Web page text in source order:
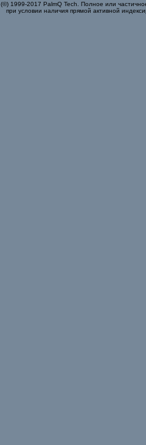
(©) 1999-2017 PalmQ Tech. Полное или
при условии наличия прямой активной